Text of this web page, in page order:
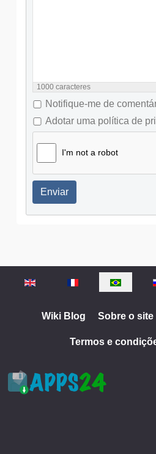
1000 caracteres
Notifique-me de
Adotar uma política de
I'm not a robot
Enviar
Selecione o seu idioma
Wiki Blog Sobre o site
Termos e